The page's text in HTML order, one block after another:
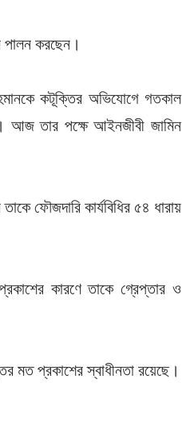
পালন করছেন।
কটূক্তির অভিযোগে গতকাল
আজ তার পক্ষে আইনজীবী জামিন
ফৌজদারি কার্যবিধির ৫৪ ধারায়
কারণে তাকে গ্রেপ্তার ও
মত প্রকাশের স্বাধীনতা রয়েছে।